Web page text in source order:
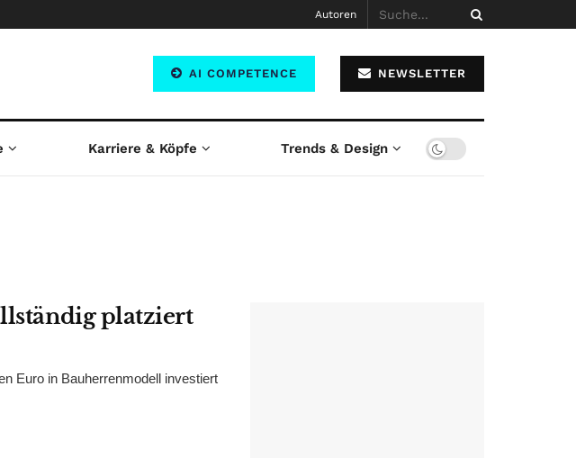
Autoren
AI COMPETENCE NEWSLETTER
Karriere & Köpfe Trends & Design
platziert
Euro in Bauherrenmodell investiert